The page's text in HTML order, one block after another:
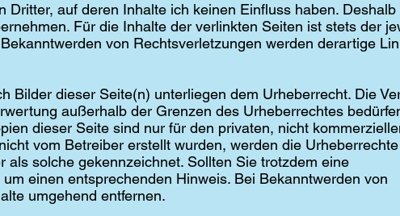
Dritter, auf deren Inhalte ich keinen Einfluss haben.
Für die Inhalte der verlinkten Seiten ist stets der
von Rechtsverletzungen werden derartige
Bilder dieser Seite(n) unterliegen dem Urheberrecht. Die
außerhalb der Grenzen des Urheberrechtes
dieser Seite sind nur für den privaten, nicht
vom Betreiber erstellt wurden, werden die
als solche gekennzeichnet. Sollten Sie trotzdem eine
einen entsprechenden Hinweis. Bei Bekanntwerden von
umgehend entfernen.